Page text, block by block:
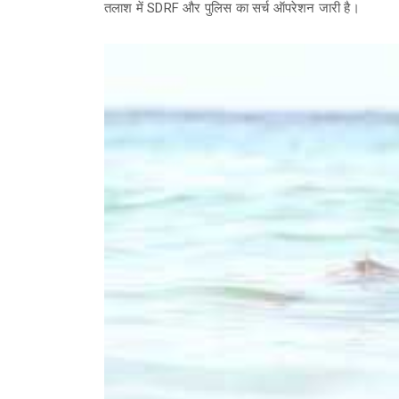
तलाश में SDRF और पुलिस का सर्च ऑपरेशन जारी है।